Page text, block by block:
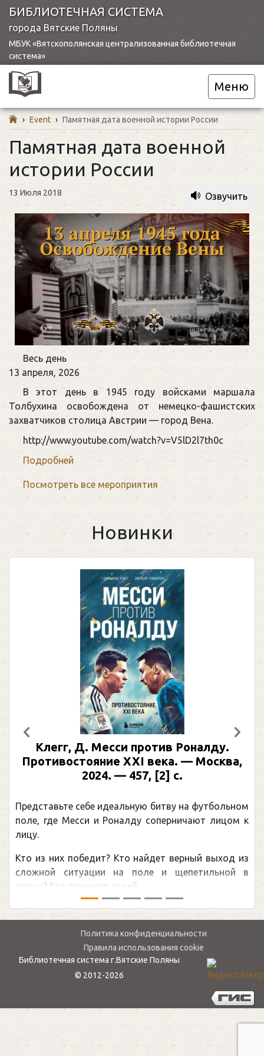
БИБЛИОТЕЧНАЯ СИСТЕМА
города Вятские Поляны
МБУК «Вятскополянская централизованная библиотечная
система»
Меню
› Event › Памятная дата военной истории России
Памятная дата военной
истории России
13 Июля 2018 Озвучить
Памятная
дата
военной
истории
России
Весь день
13 апреля, 2026
В этот день в 1945 году войсками маршала
Толбухина освобождена от немецко-фашистских
захватчиков столица Австрии — город Вена.
http://www.youtube.com/watch?v=V5lD2l7th0c
Подробней
Посмотреть все мероприятия
Новинки
Клегг, Д. Месси против Роналду.
Противостояние XXI века. — Москва,
2024. — 457, [2] с.
Представьте себе идеальную битву на футбольном
поле, где Месси и Роналду соперничают лицом к
лицу.
Кто из них победит? Кто найдет верный выход из
сложной ситуации на поле и щепетильной в
жизни? Кто принесет своей ...
Предыдущий
Политика конфиденциальности
Правила использования cookie
Библиотечная система г.Вятские Поляны
© 2012-2026